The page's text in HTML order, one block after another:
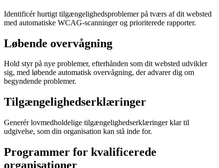
Identificér hurtigt tilgængelighedsproblemer på tværs af dit websted
med automatiske WCAG-scanninger og prioriterede rapporter.
Løbende overvågning
Hold styr på nye problemer, efterhånden som dit websted udvikler
sig, med løbende automatisk overvågning, der advarer dig om
begyndende problemer.
Tilgængelighedserklæringer
Generér lovmedholdelige tilgængelighedserklæringer klar til
udgivelse, som din organisation kan stå inde for.
Programmer for kvalificerede
organisationer